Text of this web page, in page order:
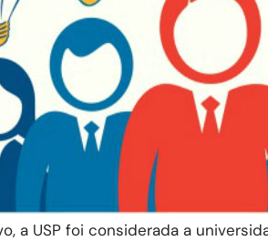
a USP foi considerada a